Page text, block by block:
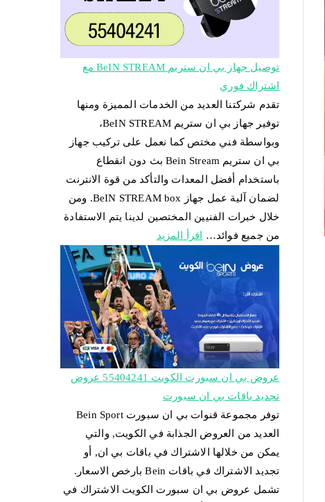
توصيل جهاز بي ان ستريم BeIN STREAM مع
اشتراك فوري
تقدم شركتنا العديد من الخدمات المميزة ومنها
توفير جهاز بي ان ستريم BeIN STREAM،
وبواسطة فني مختص كما نعمل على تركيب جهاز
بي ان ستريم Bein Stream بث دون انقطاع
باستخدام أفضل المعدات والتأكد من قوة الانترنت
لضمان آلية عمل جهاز BeIN STREAM box. ومن
خلال خبرات الفنيين المختصين لدينا يتم الاستفادة
من جميع فوائد…
اقرأ المزيد
عروض بي ان سبورت الكويت 55404241 عروض
تجديد باقات بي ان سبورت
توفر مجموعة قنوات بي ان سبورت Bein Sport
العديد من العروض الجذابة في الكويت, والتي
يمكن من خلالها الاشتراك في باقات بي ان, أو
تجديد الاشتراك في باقات Bein بارخص الاسعار.
تشمل عروض بي ان سبورت الكويت الاشتراك في